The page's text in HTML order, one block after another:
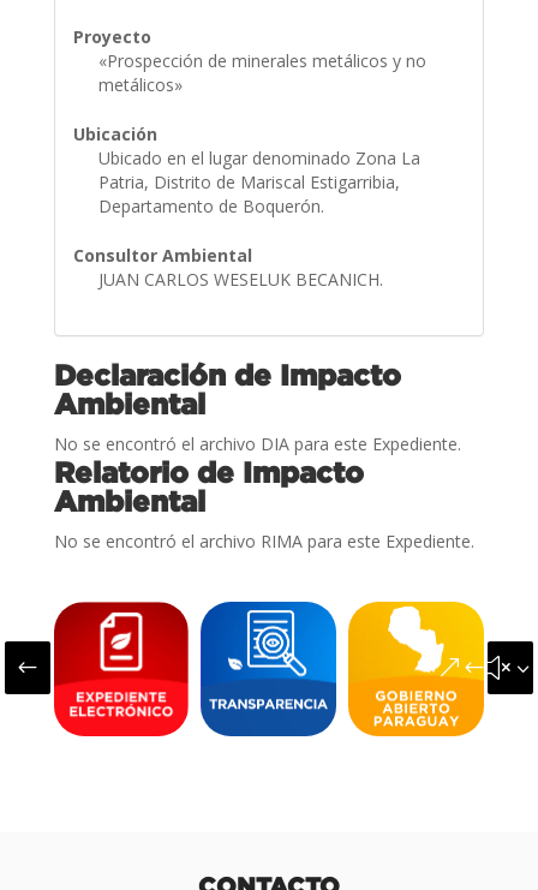
Proyecto
«Prospección de minerales metálicos y no
metálicos»
Ubicación
Ubicado en el lugar denominado Zona La
Patria, Distrito de Mariscal Estigarribia,
Departamento de Boquerón.
Consultor Ambiental
JUAN CARLOS WESELUK BECANICH.
Declaración de Impacto
Ambiental
No se encontró el archivo DIA para este Expediente.
Relatorio de Impacto
Ambiental
No se encontró el archivo RIMA para este Expediente.
#